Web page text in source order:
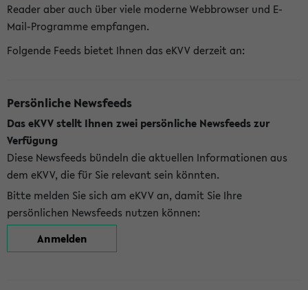
Reader aber auch über viele moderne Webbrowser und E-
Mail-Programme empfangen.
Folgende Feeds bietet Ihnen das eKVV derzeit an:
Persönliche Newsfeeds
Das eKVV stellt Ihnen zwei persönliche Newsfeeds zur
Verfügung
Diese Newsfeeds bündeln die aktuellen Informationen aus
dem eKVV, die für Sie relevant sein könnten.
Bitte melden Sie sich am eKVV an, damit Sie Ihre
persönlichen Newsfeeds nutzen können:
Anmelden